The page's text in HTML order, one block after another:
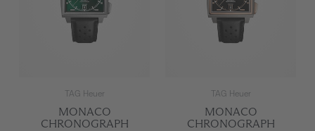
TAG Heuer
MONACO
CHRONOGRAPH
TAG Heuer
MONACO
CHRONOGRAPH